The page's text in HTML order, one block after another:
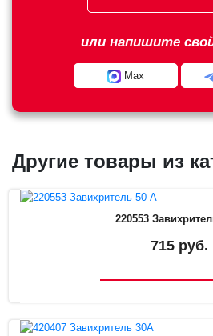
или напишите
Max
Другие товары из
220553
715 руб.